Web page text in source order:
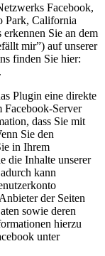
Facebook,
Park, California
Sie an dem
mir”) auf unserer
finden Sie hier:
Plugin eine direkte
Server
dass Sie mit
Sie den
in Ihrem
die Inhalte unserer
kann
der Seiten
sowie deren
hierzu
unter